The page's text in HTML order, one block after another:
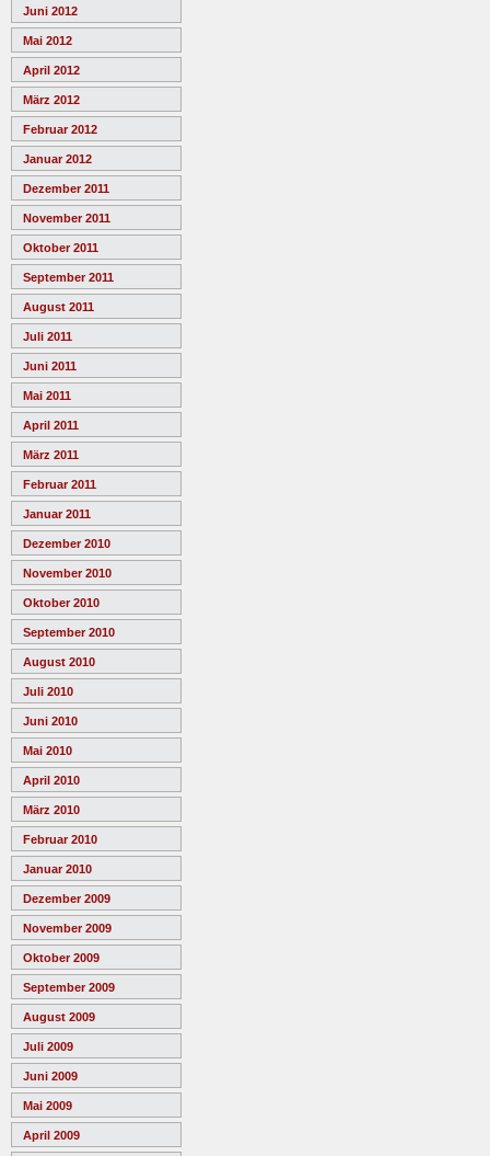
Juni 2012
Mai 2012
April 2012
März 2012
Februar 2012
Januar 2012
Dezember 2011
November 2011
Oktober 2011
September 2011
August 2011
Juli 2011
Juni 2011
Mai 2011
April 2011
März 2011
Februar 2011
Januar 2011
Dezember 2010
November 2010
Oktober 2010
September 2010
August 2010
Juli 2010
Juni 2010
Mai 2010
April 2010
März 2010
Februar 2010
Januar 2010
Dezember 2009
November 2009
Oktober 2009
September 2009
August 2009
Juli 2009
Juni 2009
Mai 2009
April 2009